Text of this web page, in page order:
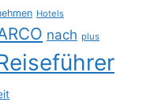
Hotels
nach plus